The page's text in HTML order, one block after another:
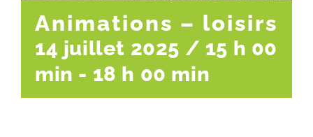
Animations – loisirs
14 juillet 2025 / 15 h 00
min - 18 h 00 min